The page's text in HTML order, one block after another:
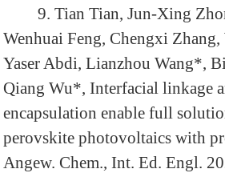
9. Tian Tian, Jun-Xing
Wenhuai Feng, Chengxi
Yaser Abdi, Lianzhou Wang*,
Qiang Wu*, Interfacial linkage
encapsulation enable full
perovskite photovoltaics with
Angew. Chem., Int. Ed. Engl.